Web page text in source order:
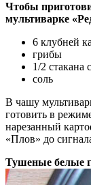
Чтобы
мультиварке
6 клубней
грибы
1/2 стакана
соль
В чашу
готовить в
нарезанный
«Плов» до
Тушеные белые